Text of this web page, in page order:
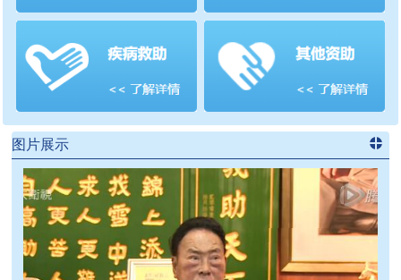
>>
图片展示
建信息